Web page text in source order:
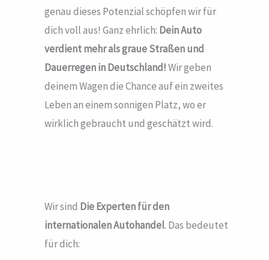
genau dieses Potenzial schöpfen wir für
dich voll aus! Ganz ehrlich: Dein Auto
verdient mehr als graue Straßen und
Dauerregen in Deutschland!Wir geben
deinem Wagen die Chance auf ein zweites
Leben an einem sonnigen Platz, wo er
wirklich gebraucht und geschätzt wird.
Wir sind Die Experten für den
internationalen Autohandel. Das bedeutet
für dich: